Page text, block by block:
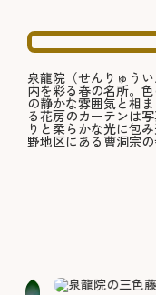
泉龍院（せんりゅう
内を彩る春の名所。
の静かな雰囲気と相
る花房のカーテンは
りと柔らかな光に包
野地区にある曹洞宗の